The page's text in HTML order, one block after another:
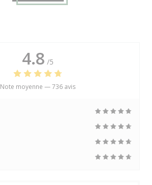
4.8 /5
Note moyenne —736 avis